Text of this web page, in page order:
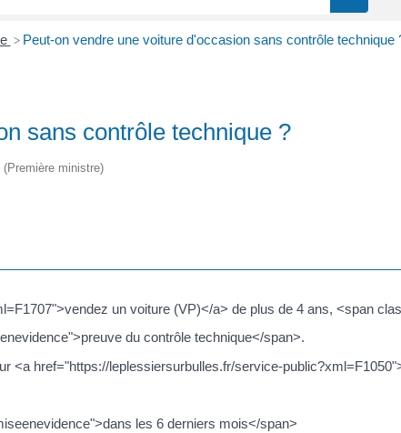
> Peut-on vendre une voiture d'occasion sans contrôle technique
sans contrôle technique ?
ministre)
un voiture (VP)</a> de plus de 4 ans, <span
du contrôle technique</span>.
<a href="https://leplessiersurbulles.fr/service-
les 6 derniers mois</span>